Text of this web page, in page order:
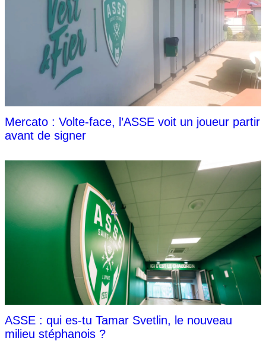
Mercato : Volte-face, l’ASSE voit un joueur partir
avant de signer
ASSE : qui es-tu Tamar Svetlin, le nouveau
milieu stéphanois ?